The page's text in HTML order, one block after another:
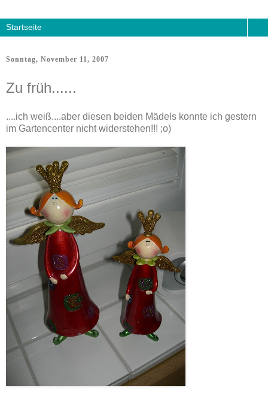
Sonntag, November 11, 2007
Zu früh......
....ich weiß....aber diesen beiden Mädels konnte ich gestern
im Gartencenter nicht widerstehen!!! ;o)